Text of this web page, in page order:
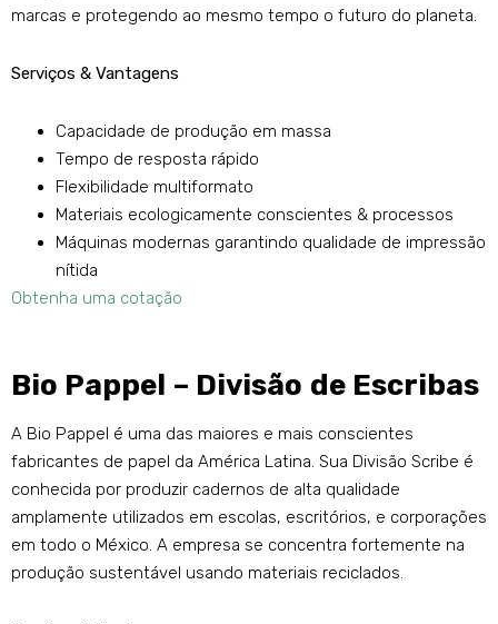
marcas e protegendo ao mesmo tempo o futuro do planeta.
Serviços & Vantagens
Capacidade de produção em massa
Tempo de resposta rápido
Flexibilidade multiformato
Materiais ecologicamente conscientes & processos
Máquinas modernas garantindo qualidade de impressão
nítida
Obtenha uma cotação
Bio Pappel – Divisão de Escribas
A Bio Pappel é uma das maiores e mais conscientes
fabricantes de papel da América Latina. Sua Divisão Scribe é
conhecida por produzir cadernos de alta qualidade
amplamente utilizados em escolas, escritórios, e corporações
em todo o México. A empresa se concentra fortemente na
produção sustentável usando materiais reciclados.